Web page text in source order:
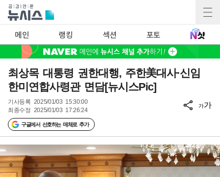
메인 랭킹 섹션 포토
최상목 대통령 권한대행, 주한美대사·신임
한미연합사령관 면담[뉴시스Pic]
기사등록 2025/01/03 15:30:00
최종수정 2025/01/03 17:26:24
구글에서 선호하는 매체로 추가
가가